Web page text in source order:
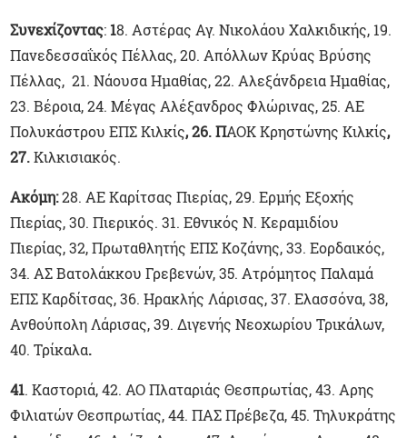
Συνεχίζοντας: 18. Αστέρας Αγ. Νικολάου Χαλκιδικής, 19.
Πανεδεσσαΐκός Πέλλας, 20. Απόλλων Κρύας Βρύσης
Πέλλας, 21. Νάουσα Ημαθίας, 22. Αλεξάνδρεια Ημαθίας,
23. Βέροια, 24. Μέγας Αλέξανδρος Φλώρινας, 25. ΑΕ
Πολυκάστρου ΕΠΣ Κιλκίς, 26. ΠΑΟΚ Κρηστώνης Κιλκίς,
27.Κιλκισιακός.
Ακόμη:28. ΑΕ Καρίτσας Πιερίας, 29. Ερμής Εξοχής
Πιερίας, 30. Πιερικός. 31. Εθνικός Ν. Κεραμιδίου
Πιερίας, 32, Πρωταθλητής ΕΠΣ Κοζάνης, 33. Εορδαικός,
34. ΑΣ Βατολάκκου Γρεβενών, 35. Ατρόμητος Παλαμά
ΕΠΣ Καρδίτσας, 36. Ηρακλής Λάρισας, 37. Ελασσόνα, 38,
Ανθούπολη Λάρισας, 39. Διγενής Νεοχωρίου Τρικάλων,
40. Τρίκαλα.
41. Καστοριά, 42. ΑΟ Πλαταριάς Θεσπρωτίας, 43. Αρης
Φιλιατών Θεσπρωτίας, 44. ΠΑΣ Πρέβεζα, 45. Τηλυκράτης